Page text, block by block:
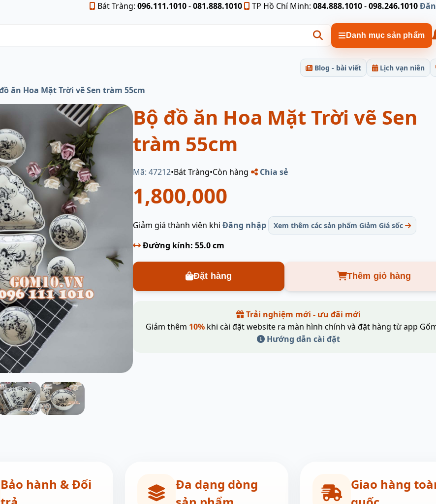
Bát Tràng: 096.111.1010-081.888.1010 TP Hồ Chí Minh: 084.888.1010-098.246.1010
Danh mục sản phẩm
Lịch vạn niên
Blog - bài viết
ăn Hoa Mặt Trời vẽ Sen tràm 55cm
Bộ đồ ăn Hoa Mặt Trời vẽ Sen
tràm 55cm
Mã: 47212•Bát Tràng•Còn hàng Chia sẻ
1,800,000
Giảm giá thành viên khi Đăng nhập Xem thêm các sản phẩm Giảm Giá sốc
Đường kính: 55.0 cm
Đặt hàng Thêm giỏ hàng
Trải nghiệm mới - ưu đãi mới
Giảm thêm 10% khi cài đặt website ra màn hình chính và đặt hàng từ app
Hướng dẫn cài đặt
Bảo hành & Đổi
Đa dạng dòng
Giao hàng